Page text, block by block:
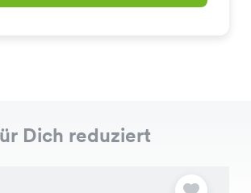
Dich reduziert